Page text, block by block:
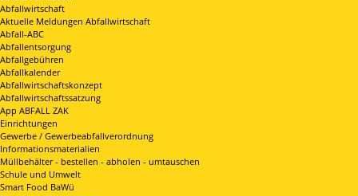
Abfallwirtschaft
Aktuelle Meldungen Abfallwirtschaft
Abfall-ABC
Abfallentsorgung
Abfallgebühren
Abfallkalender
Abfallwirtschaftskonzept
Abfallwirtschaftssatzung
App ABFALL ZAK
Einrichtungen
Gewerbe / Gewerbeabfallverordnung
Informationsmaterialien
Müllbehälter - bestellen - abholen - umtauschen
Schule und Umwelt
Smart Food BaWü